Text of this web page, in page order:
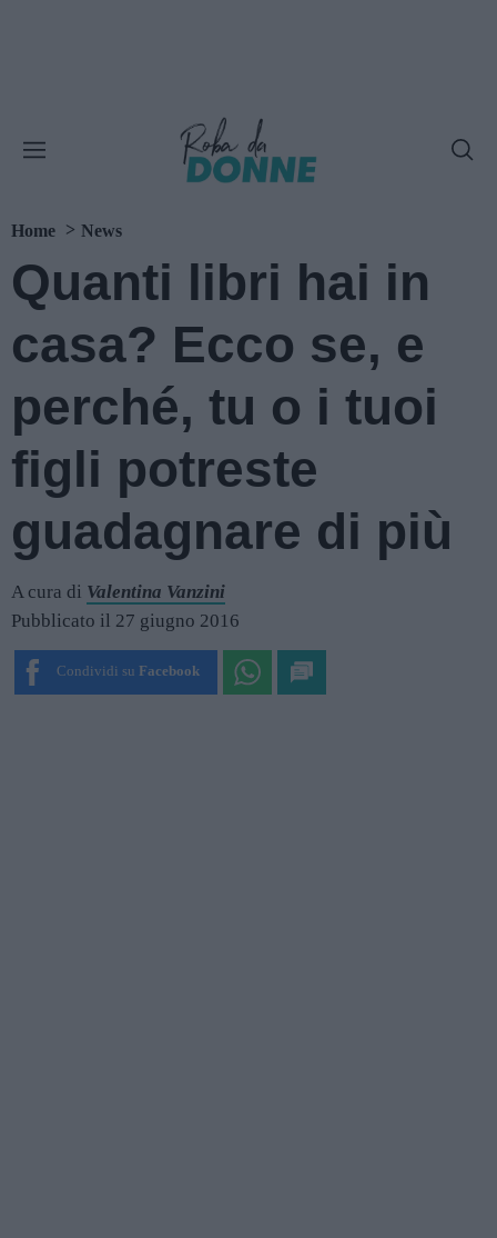
Home News
Quanti libri hai in
casa? Ecco se, e
perché, tu o i tuoi
figli potreste
guadagnare di più
A cura di Valentina Vanzini
Pubblicato il 27 giugno 2016
Condividi su Facebook